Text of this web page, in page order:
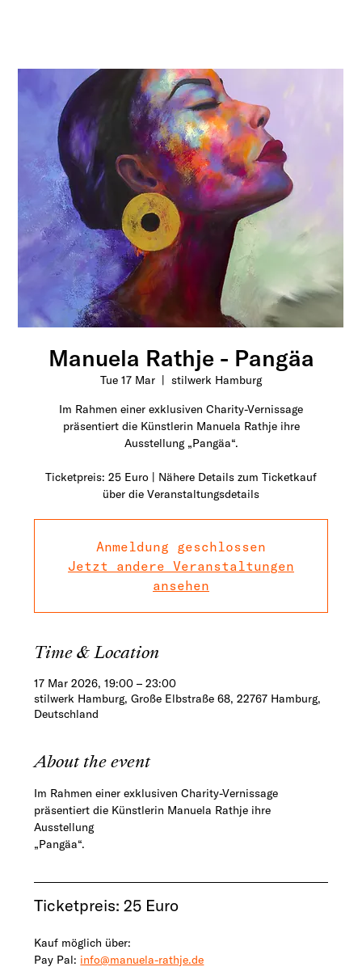
Manuela Rathje - Pangäa
Tue 17 Mar
  |
stilwerk Hamburg
Im Rahmen einer exklusiven Charity-Vernissage
präsentiert die Künstlerin Manuela Rathje ihre
Ausstellung „Pangäa“.
Ticketpreis: 25 Euro | Nähere Details zum Ticketkauf
über die Veranstaltungsdetails
Anmeldung geschlossen
Jetzt andere Veranstaltungen
ansehen
Time & Location
17 Mar 2026, 19:00 – 23:00
stilwerk Hamburg, Große Elbstraße 68, 22767 Hamburg,
Deutschland
About the event
Im Rahmen einer exklusiven Charity-Vernissage
präsentiert die Künstlerin Manuela Rathje ihre
Ausstellung
„Pangäa“.
Ticketpreis: 25 Euro
Kauf möglich über:
Pay Pal: info@manuela-rathje.de